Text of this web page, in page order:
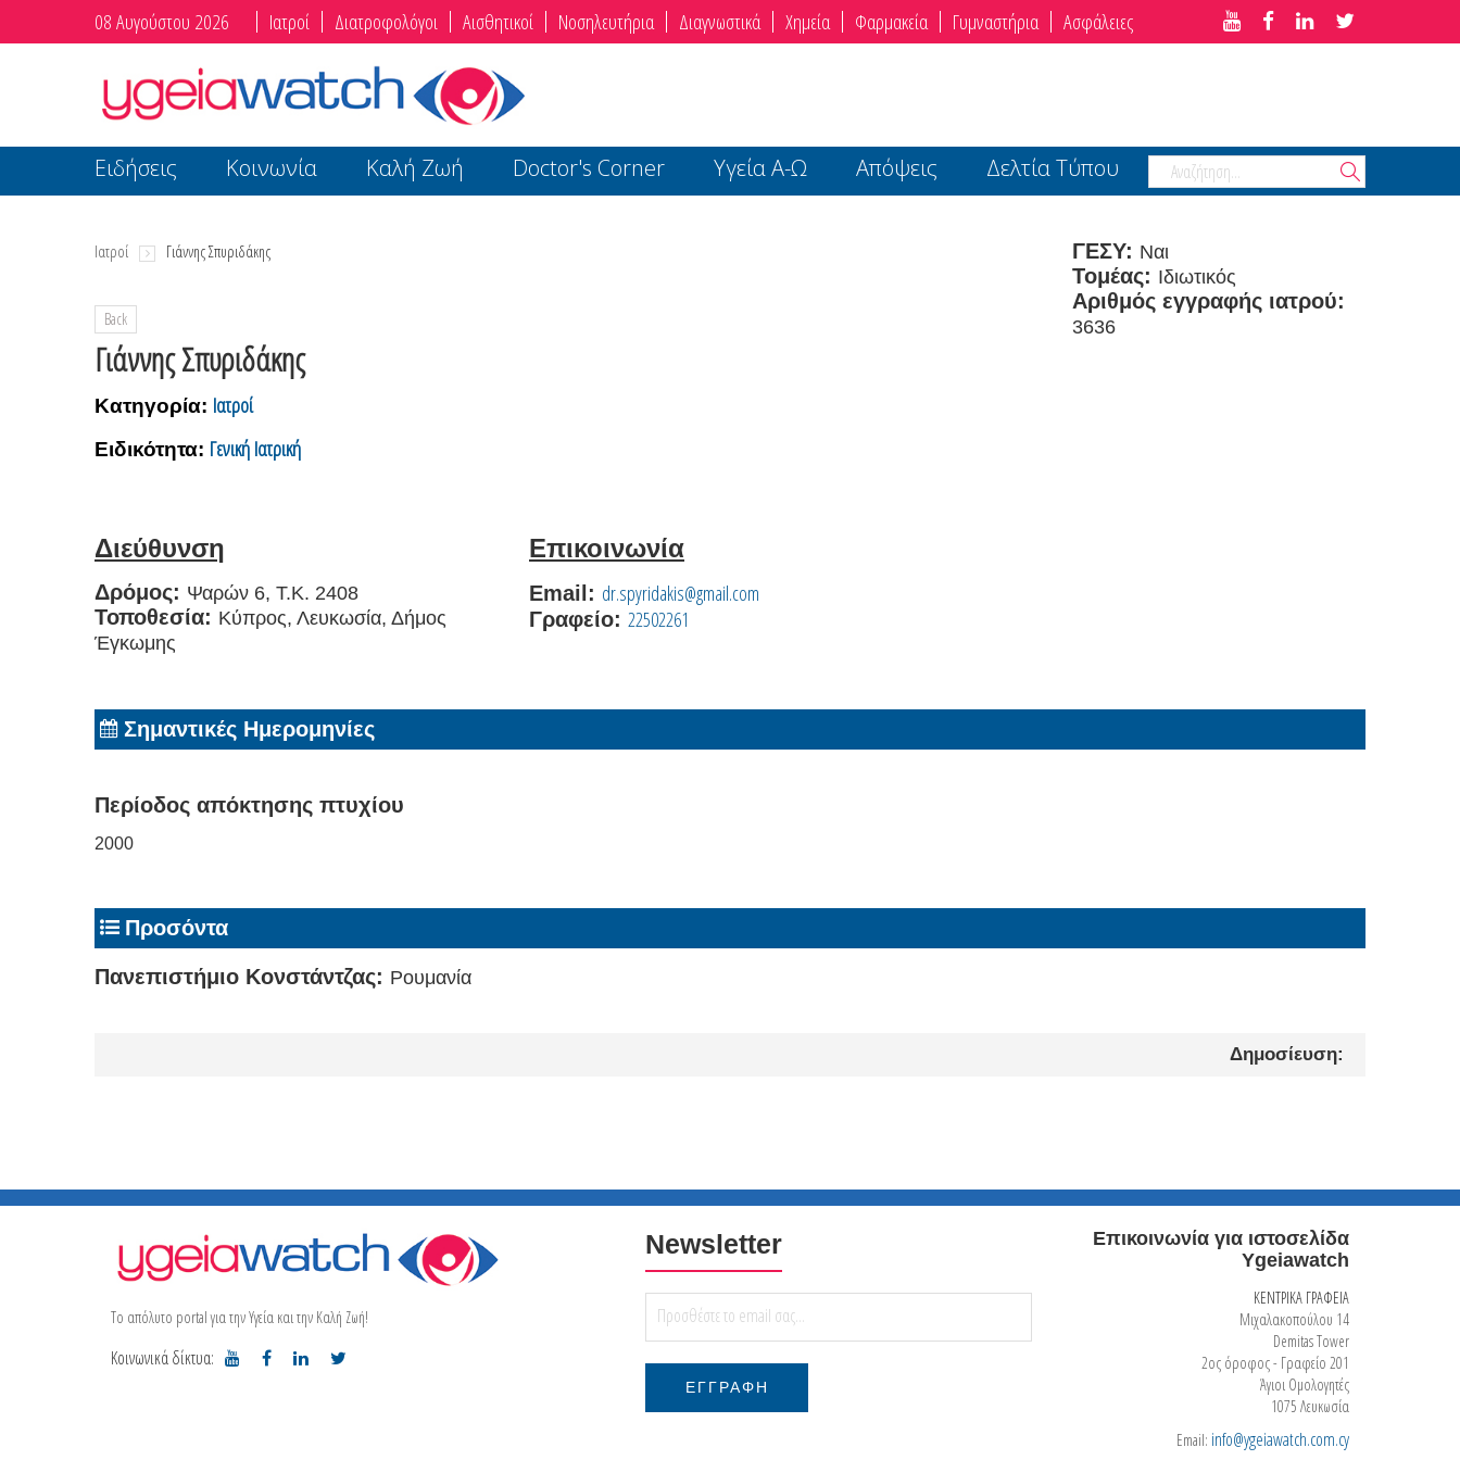
08 Αυγούστου 2026 Ιατροί Διατροφολόγοι Αισθητικοί Νοσηλευτήρια Διαγνωστικά Χημεία Φαρμακεία Γυμναστήρια Ασφάλειες
Ειδήσεις Κοινωνία Καλή Ζωή Doctor's Corner Υγεία Α-Ω Απόψεις Δελτία Τύπου
Ιατροί Γιάννης Σπυριδάκης
Back
Γιάννης Σπυριδάκης
Κατηγορία: Ιατροί
Ειδικότητα: Γενική Ιατρική
ΓΕΣΥ: Ναι
Τομέας: Ιδιωτικός
Αριθμός εγγραφής ιατρού:
3636
Διεύθυνση
Δρόμος: Ψαρών 6, Τ.Κ. 2408
Τοποθεσία: Κύπρος, Λευκωσία, Δήμος
Έγκωμης
Επικοινωνία
Email: dr.spyridakis@gmail.com
Γραφείο: 22502261
Σημαντικές Ημερομηνίες
Περίοδος απόκτησης πτυχίου
2000
Προσόντα
Πανεπιστήμιο Κονστάντζας: Ρουμανία
Δημοσίευση:
Το απόλυτο portal για την Υγεία και την Καλή Ζωή!
Κοινωνικά δίκτυα:
Newsletter
Επικοινωνία για ιστοσελίδα
Ygeiawatch
ΚΕΝΤΡΙΚΑ ΓΡΑΦΕΙΑ
Μιχαλακοπούλου 14
Demitas Tower
2ος όροφος - Γραφείο 201
Άγιοι Ομολογητές
1075 Λευκωσία
Email: info@ygeiawatch.com.cy